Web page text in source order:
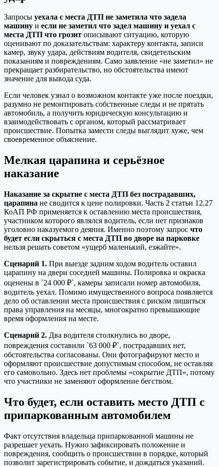
Запросы уехала с места ДТП не заметила что задела
машину и если не заметил что задел машину и уехал с
места ДТП что грозит описывают ситуацию, которую
оценивают по доказательствам: характеру контакта, записи
камер, звуку удара, действиям водителя, свидетельским
показаниям и повреждениям. Само заявление «не заметил» не
прекращает разбирательство, но обстоятельства имеют
значение для вывода суда.
Если человек узнал о возможном контакте уже после поездки,
разумно не ремонтировать собственные следы и не прятать
автомобиль, а получить юридическую консультацию и
взаимодействовать с органом, который рассматривает
происшествие. Попытка замести следы выглядит хуже, чем
своевременное объяснение.
Мелкая царапина и серьёзное
наказание
Наказание за скрытие с места ДТП без пострадавших,
царапина не сводится к цене полировки. Часть 2 статьи 12.27
КоАП РФ применяется к оставлению места происшествия,
участником которого являлся водитель, если нет признаков
уголовно наказуемого деяния. Именно поэтому запрос что
будет если скрыться с места ДТП во дворе на парковке
нельзя решать советом «ущерб маленький, езжайте».
Сценарий 1. При выезде задним ходом водитель оставил
царапину на двери соседней машины. Полировка и окраска
оценены в `24 000 ₽`, камеры записали номер автомобиля,
водитель уехал. Помимо имущественного вопроса появляется
дело об оставлении места происшествия с риском лишиться
права управления на месяцы, многократно превышающие
время оформления на месте.
Сценарий 2. Два водителя столкнулись во дворе,
повреждения составили `63 000 ₽`, пострадавших нет,
обстоятельства согласованы. Они фотографируют место и
оформляют происшествие допустимым способом, не оставляя
его самовольно. Здесь нет проблемы «сокрытие ДТП», потому
что участники не заменяют оформление бегством.
Что будет, если оставить место ДТП с
припаркованным автомобилем
Факт отсутствия владельца припаркованной машины не
разрешает уехать. Нужно зафиксировать положение и
повреждения, сообщить о происшествии в порядке, который
позволит зарегистрировать событие, и дождаться указаний.